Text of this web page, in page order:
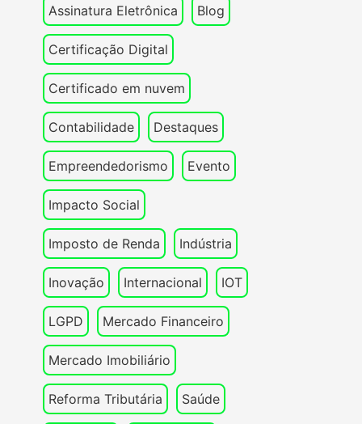
Assinatura Eletrônica Blog
Certificação Digital
Certificado em nuvem
Contabilidade Destaques
Empreendedorismo Evento
Impacto Social
Imposto de Renda Indústria
Inovação Internacional IOT
LGPD Mercado Financeiro
Mercado Imobiliário
Reforma Tributária Saúde